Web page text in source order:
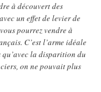
à découvert des
un effet de levier de
pourrez vendre à
C’est l’arme idéale
la disparition du
on ne pouvait plus